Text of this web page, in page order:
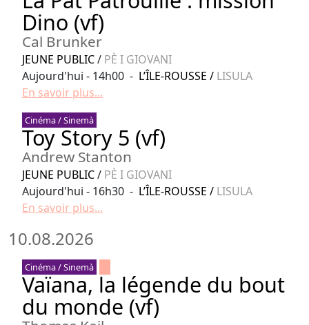
Dino (vf)
Cal Brunker
JEUNE PUBLIC/ PÈ I GIOVANI
Aujourd'hui - 14h00 - L’ÎLE-ROUSSE / LISULA
En savoir plus...
Cinéma / Sinemà
Toy Story 5 (vf)
Andrew Stanton
JEUNE PUBLIC/ PÈ I GIOVANI
Aujourd'hui - 16h30 - L’ÎLE-ROUSSE / LISULA
En savoir plus...
10.08.2026
Cinéma / Sinemà
Vaïana, la légende du bout
du monde (vf)